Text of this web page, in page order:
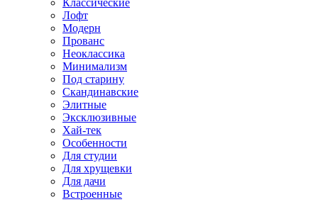
Классические
Лофт
Модерн
Прованс
Неоклассика
Минимализм
Под старину
Скандинавские
Элитные
Эксклюзивные
Хай-тек
Особенности
Для студии
Для хрущевки
Для дачи
Встроенные